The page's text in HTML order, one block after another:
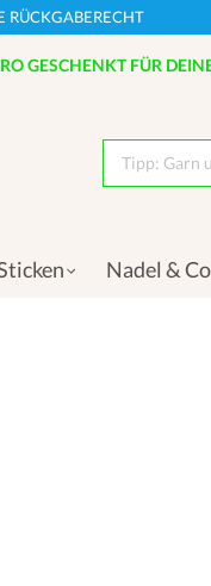
RÜCKGABERECHT
GESCHENKT FÜR
Nadel & Co